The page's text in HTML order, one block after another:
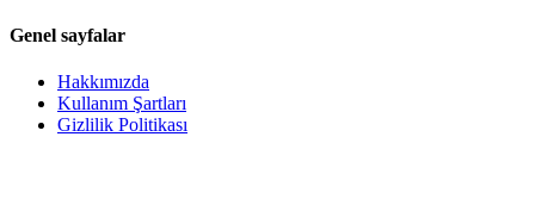
Genel sayfalar
Hakkımızda
Kullanım Şartları
Gizlilik Politikası